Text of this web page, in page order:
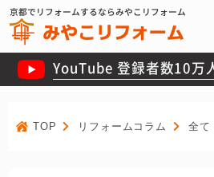
京都でリフォームするならみやこリフォーム
YouTube 登録者数10万
TOP リフォームコラム 全て